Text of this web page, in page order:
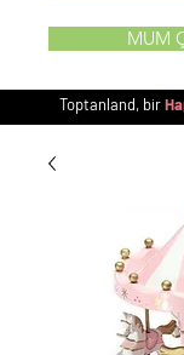
MUM
Toptanland, bir